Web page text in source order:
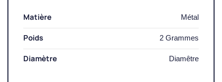
Matière Métal
Poids 2 Grammes
Diamètre Diamêtre